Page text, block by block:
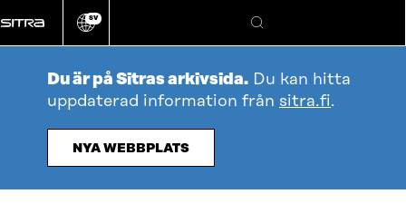
direkt
till
Ändra
språk
SV
Sök
Du är på Sitras arkivsida. Du kan hitta
uppdaterad information från sitra.fi.
NYA WEBBPLATS